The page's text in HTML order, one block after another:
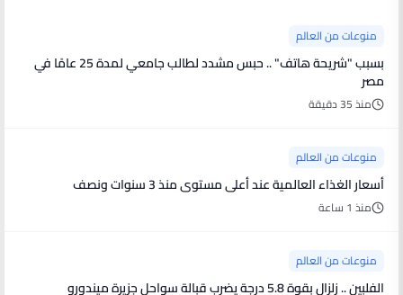
منوعات من العالم
بسبب "شريحة هاتف" .. حبس مشدد لطالب جامعي لمدة 25 عامًا في
مصر
منذ 35 دقيقة
منوعات من العالم
أسعار الغذاء العالمية عند أعلى مستوى منذ 3 سنوات ونصف
منذ 1 ساعة
منوعات من العالم
الفلبين .. زلزال بقوة 5.8 درجة يضرب قبالة سواحل جزيرة ميندورو